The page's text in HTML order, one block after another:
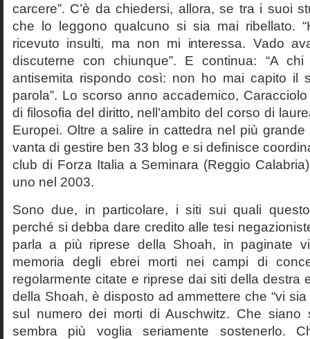
carcere”. C’è da chiedersi, allora, se tra i suoi
che lo leggono qualcuno si sia mai ribellato.
ricevuto insulti, ma non mi interessa. Vado
discuterne con chiunque”. E continua: “A
antisemita rispondo così: non ho mai capito il
parola”. Lo scorso anno accademico,
di filosofia del diritto, nell’ambito del corso di
Europei. Oltre a salire in cattedra nel più grande
vanta di gestire ben 33 blog e si definisce
club di Forza Italia a Seminara (Reggio
uno nel 2003.
Sono due, in particolare, i siti sui quali
perché si debba dare credito alle tesi
parla a più riprese della Shoah, in paginate
memoria degli ebrei morti nei campi di
regolarmente citate e riprese dai siti della destra
della Shoah, è disposto ad ammettere che “vi
sul numero dei morti di Auschwitz. Che siano
sembra più voglia seriamente sostenerlo.